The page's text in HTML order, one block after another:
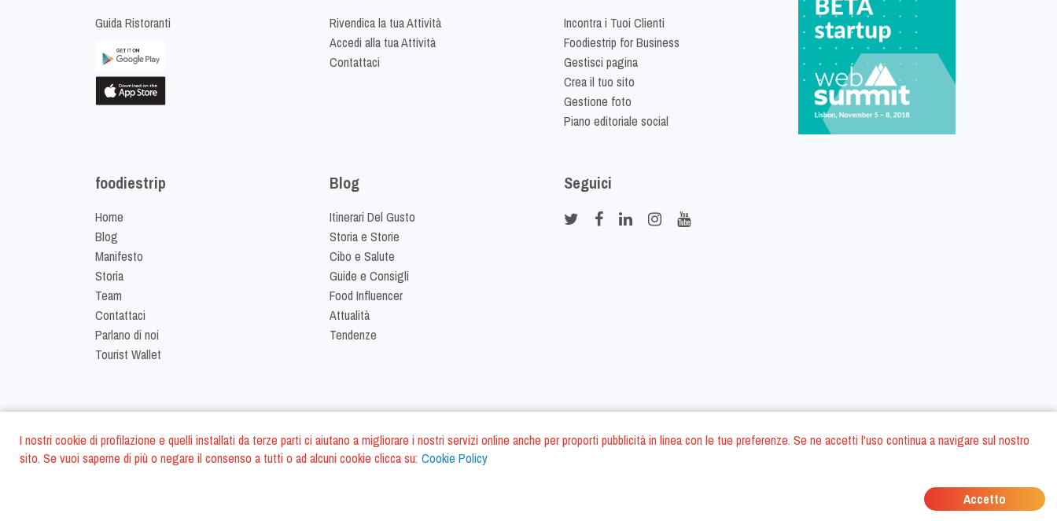
I nostri cookie di profilazione e quelli installati da terze parti ci aiutano a migliorare i nostri servizi online anche per proporti pubblicità in linea con le tue preferenze. Se ne accetti l'uso continua a navigare sul nostro
sito. Se vuoi saperne di più o negare il consenso a tutti o ad alcuni cookie clicca su: Cookie Policy
Accetto
Guida Ristoranti
Rivendica la tua Attività
Accedi alla tua Attività
Contattaci
Incontra i Tuoi Clienti
Foodiestrip for Business
Gestisci pagina
Crea il tuo sito
Gestione foto
Piano editoriale social
foodiestrip
Home
Blog
Manifesto
Storia
Team
Contattaci
Parlano di noi
Tourist Wallet
Blog
Itinerari Del Gusto
Storia e Storie
Cibo e Salute
Guide e Consigli
Food Influencer
Attualità
Tendenze
Seguici
© 2026FoodiesTrip S.r.l. - P.IVA IT01975940675 - All Rights Reserved